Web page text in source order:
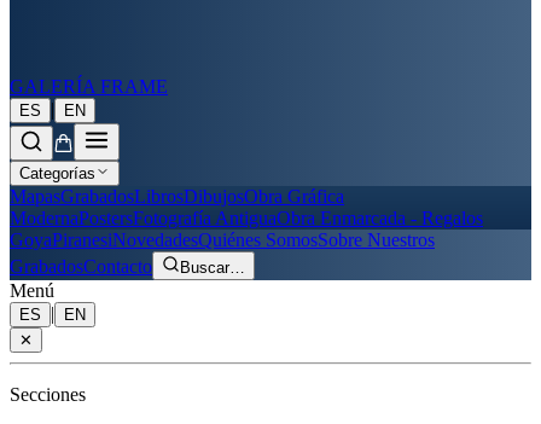
GALERÍA FRAME
ES | EN
Categorías
MapasGrabadosLibrosDibujosObra Gráfica
ModernaPostersFotografía AntiguaObra Enmarcada - Regalos
GoyaPiranesiNovedadesQuiénes SomosSobre Nuestros
GrabadosContacto Buscar…
Menú
ES |
EN
✕
Secciones